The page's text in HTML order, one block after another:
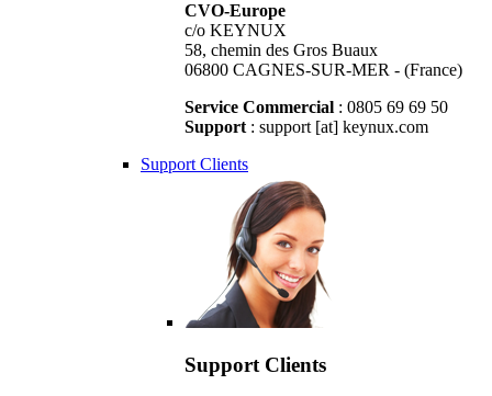
CVO-Europe
c/o KEYNUX
58, chemin des Gros Buaux
06800 CAGNES-SUR-MER - (France)
Service Commercial : 0805 69 69 50
Support : support [at] keynux.com
Support Clients
Support Clients